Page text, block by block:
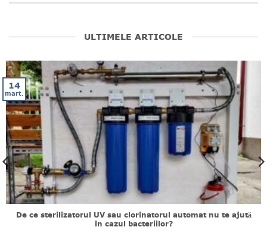
ULTIMELE ARTICOLE
De ce sterilizatorul UV sau clorinatorul automat nu te ajută
în cazul bacteriilor?
14
mart.